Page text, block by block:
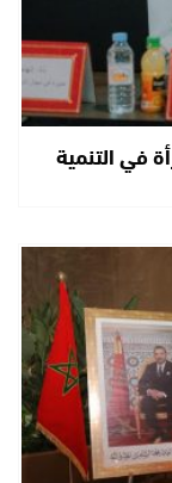
في التنمية